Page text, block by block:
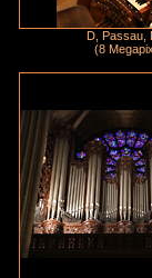
D, Passau,
(8